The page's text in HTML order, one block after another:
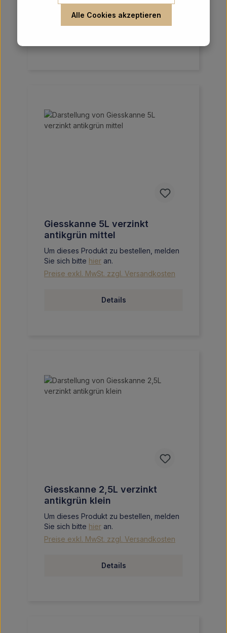
Giesskanne 5L verzinkt
antikgrün mittel
Um dieses Produkt zu bestellen, melden
Sie sich bitte hier an.
Preise exkl. MwSt. zzgl. Versandkosten
Details
Giesskanne 2,5L verzinkt
antikgrün klein
Um dieses Produkt zu bestellen, melden
Sie sich bitte hier an.
Preise exkl. MwSt. zzgl. Versandkosten
Details
Alle Cookies akzeptieren